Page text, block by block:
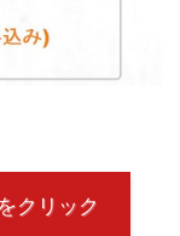
クリック